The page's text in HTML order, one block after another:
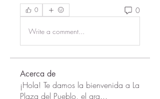
0 0
Write a comment...
Acerca de
¡Hola! Te damos la bienvenida a La
Plaza del Pueblo, el gra...